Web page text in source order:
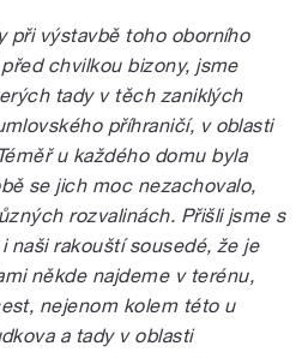
při výstavbě toho oborního
chvilkou bizony, jsme
tady v těch zaniklých
příhraničí, v oblasti
u každého domu byla
se jich moc nezachovalo,
rozvalinách. Přišli jsme s
naši rakouští sousedé, že je
někde najdeme v terénu,
nejenom kolem této u
a tady v oblasti